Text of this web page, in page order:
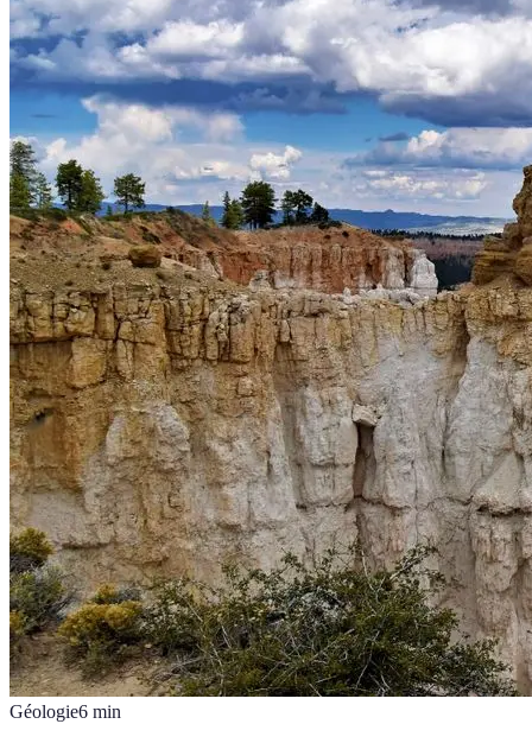
Géologie6 min